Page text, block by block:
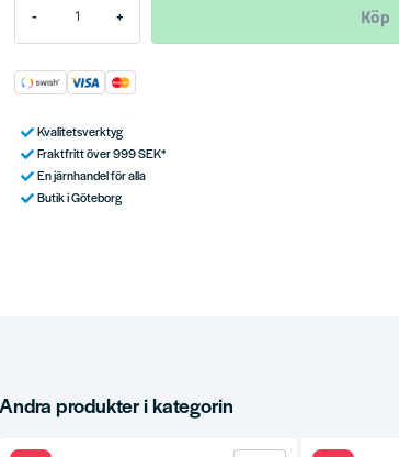
- + Köp
Kvalitetsverktyg
Fraktfritt över 999 SEK*
En järnhandel för alla
Butik i Göteborg
Andra produkter i kategorin